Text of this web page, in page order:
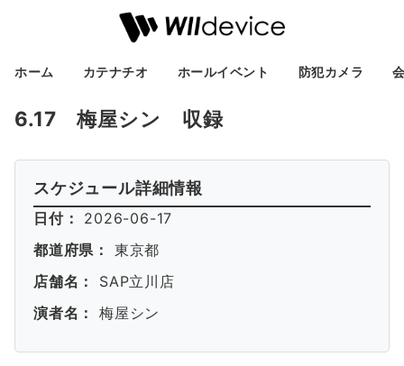
ホーム カテナチオ ホールイベント 防犯カメラ
6.17 梅屋シン 収録
スケジュール詳細情報
日付：
2026-06-17
都道府県：
東京都
店舗名：
SAP立川店
演者名：
梅屋シン